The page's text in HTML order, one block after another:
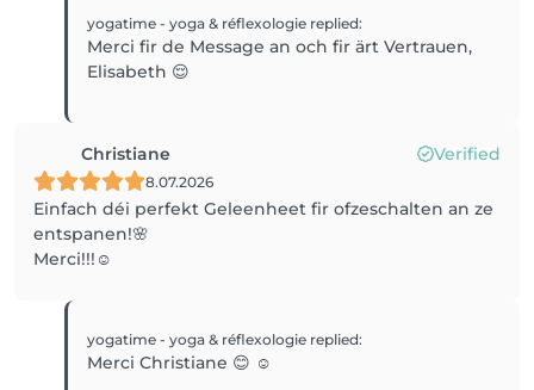
yogatime - yoga & réflexologie replied:
Merci fir de Message an och fir ärt Vertrauen,
Elisabeth 😌
Christiane Verified
8.07.2026
Einfach déi perfekt Geleenheet fir ofzeschalten an ze
entspanen!🌸
Merci!!!☺️
yogatime - yoga & réflexologie replied:
Merci Christiane 😊 ☺️